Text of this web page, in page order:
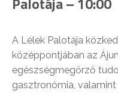
A Lélek Palotája
középpontjában az
egészségmegőrző
gasztronómia,